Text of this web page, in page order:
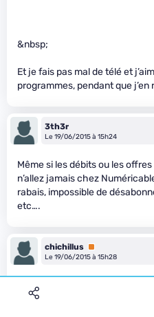
&nbsp;
Et je fais pas mal de télé et
programmes, pendant que
3th3r
Le 19/06/2015 à 15h24
Même si les débits ou les
n’allez jamais chez
rabais, impossible de
etc….
chichillus Premium
Le 19/06/2015 à 15h28
Justement, leur offre “Fibre
câble à la norme DOCSIS 3.